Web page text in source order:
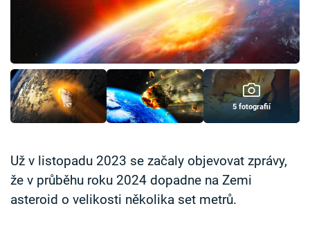
Sledujte prima+
Přihlášení
Sledujte nás
5 fotografií
Už v listopadu 2023 se začaly objevovat zprávy,
že v průběhu roku 2024 dopadne na Zemi
asteroid o velikosti několika set metrů.